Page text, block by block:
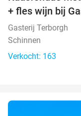
+ fles wijn bij
Gasterij Terborgh
Schinnen
Verkocht: 163